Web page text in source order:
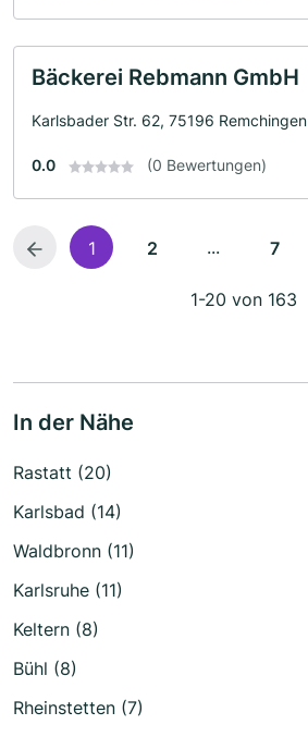
Bäckerei Rebmann GmbH
Karlsbader Str. 62, 75196 Remchingen
0.0 (0 Bewertungen)
1 2 ... 7
1-20 von 163
In der Nähe
Rastatt (20)
Karlsbad (14)
Waldbronn (11)
Karlsruhe (11)
Keltern (8)
Bühl (8)
Rheinstetten (7)